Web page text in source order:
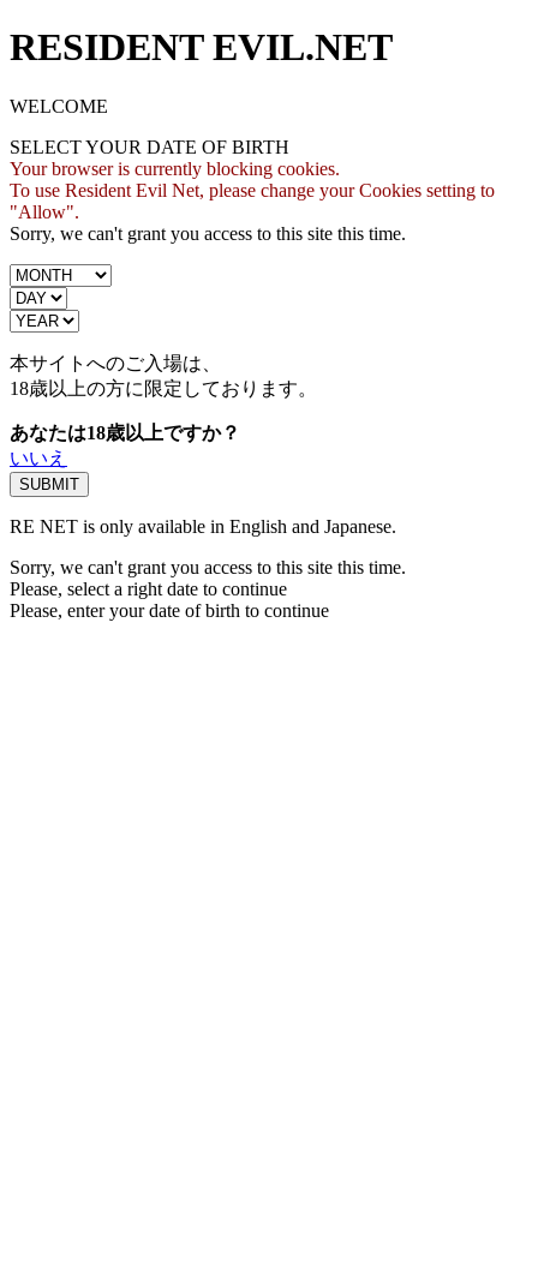
RESIDENT EVIL.NET
WELCOME
SELECT YOUR DATE OF BIRTH
Your browser is currently blocking cookies.
To use Resident Evil Net, please change your Cookies setting to
"Allow".
Sorry, we can't grant you access to this site this time.
本サイトへのご入場は、
18歳以上の方に限定しております。
あなたは18歳以上ですか？
いいえ
RE NET is only available in English and Japanese.
Sorry, we can't grant you access to this site this time.
Please, select a right date to continue
Please, enter your date of birth to continue